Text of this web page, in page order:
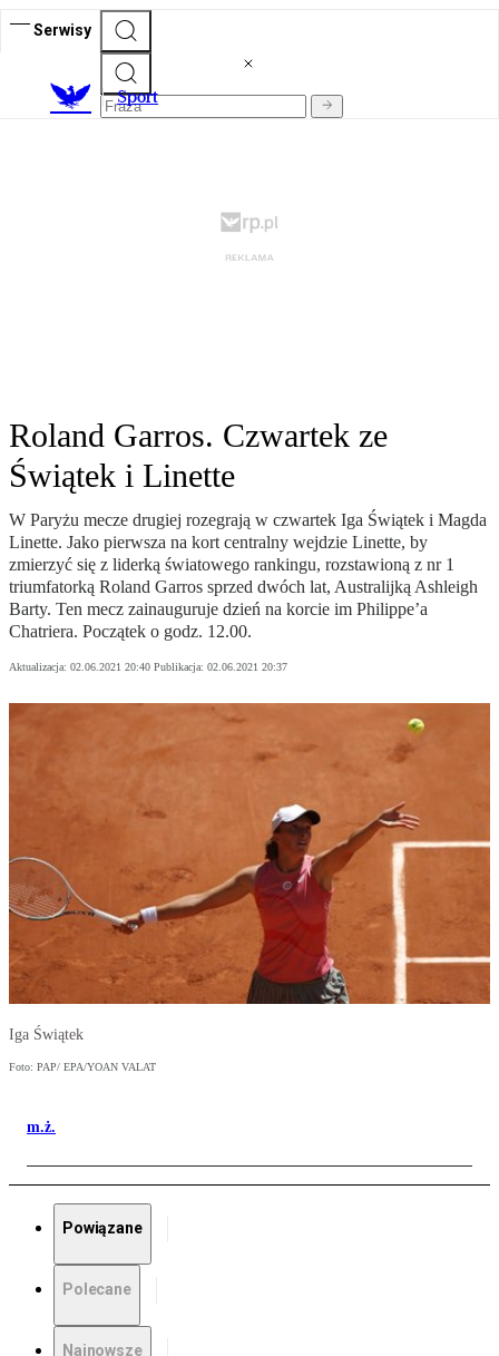
Serwisy
Sport
Roland Garros. Czwartek ze
Świątek i Linette
W Paryżu mecze drugiej rozegrają w czwartek Iga Świątek i Magda
Linette. Jako pierwsza na kort centralny wejdzie Linette, by
zmierzyć się z liderką światowego rankingu, rozstawioną z nr 1
triumfatorką Roland Garros sprzed dwóch lat, Australijką Ashleigh
Barty. Ten mecz zainauguruje dzień na korcie im Philippe’a
Chatriera. Początek o godz. 12.00.
Aktualizacja: 02.06.2021 20:40 Publikacja: 02.06.2021 20:37
Iga Świątek
Foto: PAP/ EPA/YOAN VALAT
m.ż.
Powiązane
Polecane
Najnowsze